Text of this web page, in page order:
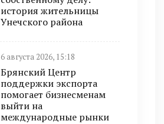
история жительницы
Унечского района
6 августа 2026, 15:18
Брянский Центр
поддержки экспорта
помогает бизнесменам
выйти на
международные рынки